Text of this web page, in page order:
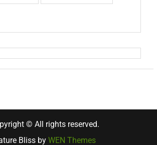
© All rights reserved.
Bliss byWEN Themes